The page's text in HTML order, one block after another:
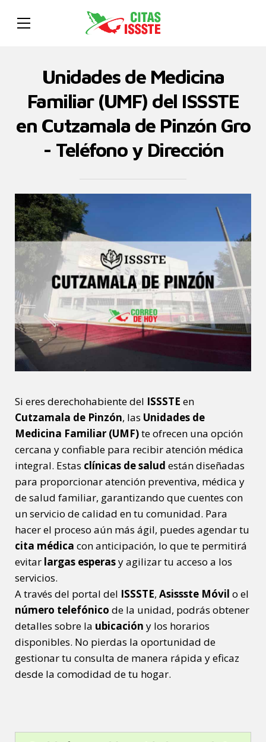
Unidades de Medicina
Familiar (UMF) del ISSSTE
en Cutzamala de Pinzón Gro
- Teléfono y Dirección
Si eres derechohabiente del ISSSTE en
Cutzamala de Pinzón, las Unidades de
Medicina Familiar (UMF)te ofrecen una opción
cercana y confiable para recibir atención médica
integral. Estas clínicas de salud están diseñadas
para proporcionar atención preventiva, médica y
de salud familiar, garantizando que cuentes con
un servicio de calidad en tu comunidad. Para
hacer el proceso aún más ágil, puedes agendar tu
cita médica con anticipación, lo que te permitirá
evitar largas esperasy agilizar tu acceso a los
servicios.
A través del portal del ISSSTE, Asissste Móvil o el
número telefónico de la unidad, podrás obtener
detalles sobre la ubicación y los horarios
disponibles. No pierdas la oportunidad de
gestionar tu consulta de manera rápida y eficaz
desde la comodidad de tu hogar.